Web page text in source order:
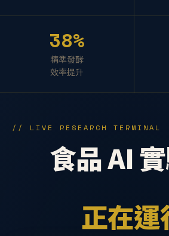
38%
精準發酵
效率提升
// LIVE RESEARCH TERMINAL
食品 AI
正在運